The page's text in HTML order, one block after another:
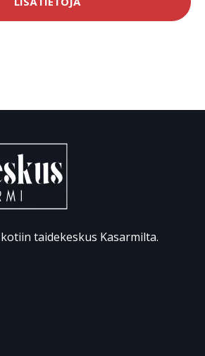
taidekeskus Kasarmilta.